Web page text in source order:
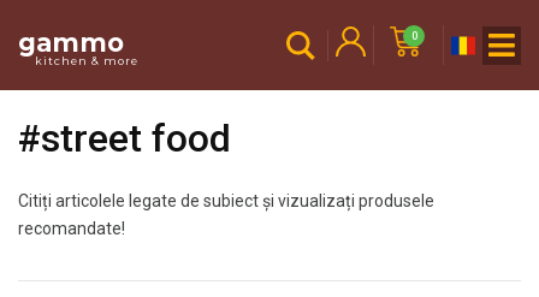
gammo
kitchen & more
0
#street food
Citiți articolele legate de subiect și vizualizați produsele
recomandate!